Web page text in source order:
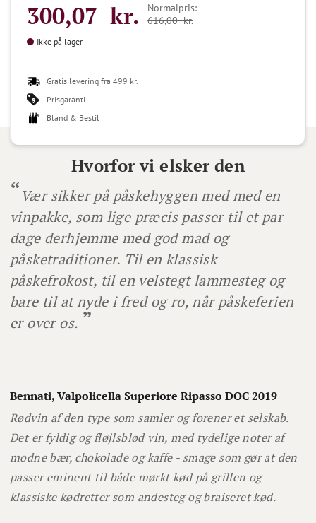
300,07 kr.
Normalpris:
616,00 kr.
Ikke på lager
Gratis levering fra 499 kr.
Prisgaranti
Bland & Bestil
Hvorfor vi elsker den
Vær sikker på påskehyggen med med en
vinpakke, som lige præcis passer til et par
dage derhjemme med god mad og
påsketraditioner. Til en klassisk
påskefrokost, til en velstegt lammesteg og
bare til at nyde i fred og ro, når påskeferien
er over os.
Bennati, Valpolicella Superiore Ripasso DOC 2019
Rødvin af den type som samler og forener et selskab.
Det er fyldig og fløjlsblød vin, med tydelige noter af
modne bær, chokolade og kaffe - smage som gør at den
passer eminent til både mørkt kød på grillen og
klassiske kødretter som andesteg og braiseret kød.